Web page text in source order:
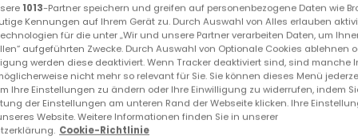
1013-Partner speichern und greifen auf personenbezogene Daten wie
Kennungen auf Ihrem Gerät zu. Durch Auswahl von Alles erlauben
für die unter „Wir und unsere Partner verarbeiten Daten, um
aufgeführten Zwecke. Durch Auswahl von Optionale Cookies ablehnen
werden diese deaktiviert. Wenn Tracker deaktiviert sind, sind manche
nicht mehr so relevant für Sie. Sie können dieses Menü
Ihre Einstellungen zu ändern oder Ihre Einwilligung zu widerrufen, indem
der Einstellungen am unteren Rand der Webseite klicken. Ihre
Website. Weitere Informationen finden Sie in unserer
Cookie-Richtlinie